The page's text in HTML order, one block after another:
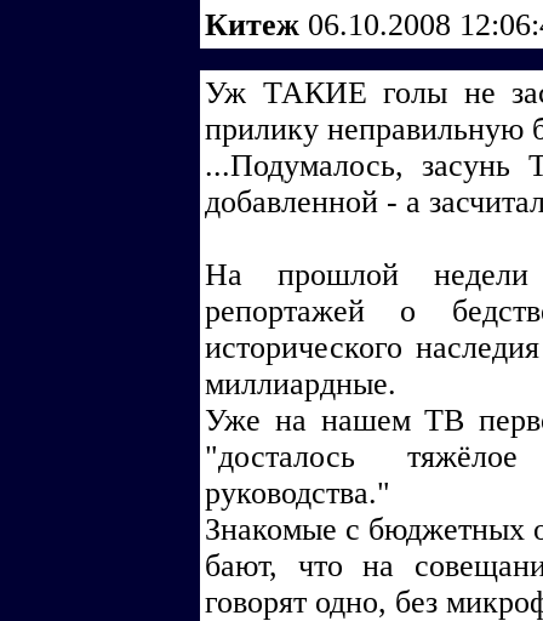
Китеж 06.10.2008
Уж ТАКИЕ голы не
прилику неправильную
...Подумалось, засунь
добавленной - а
На прошлой
репортажей о
исторического
миллиардные.
Уже на нашем ТВ
"досталось
руководства."
Знакомые с бюджетных
бают, что на
говорят одно, без